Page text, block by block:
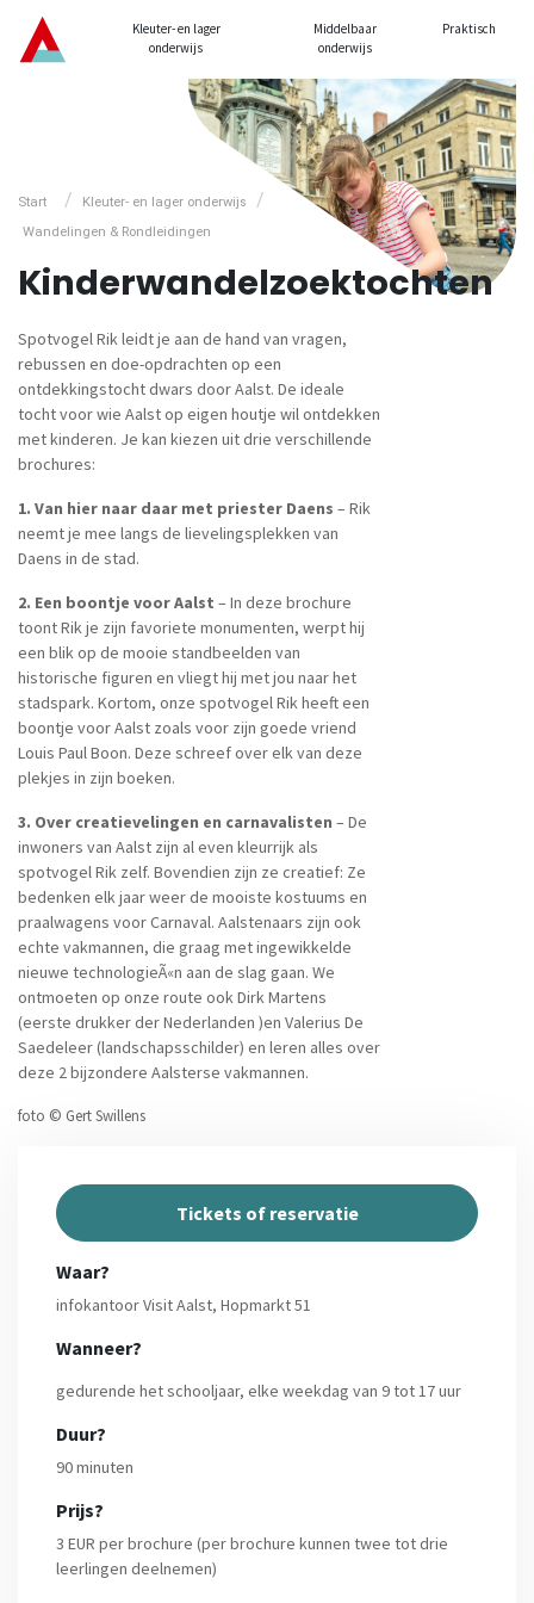
Kleuter- en lager
onderwijs
Middelbaar
onderwijs
Praktisch
Start / Kleuter- en lager onderwijs /
Wandelingen & Rondleidingen
Kinderwandelzoektochten
Spotvogel Rik leidt je aan de hand van vragen,
rebussen en doe-opdrachten op een
ontdekkingstocht dwars door Aalst. De ideale
tocht voor wie Aalst op eigen houtje wil ontdekken
met kinderen. Je kan kiezen uit drie verschillende
brochures:
1. Van hier naar daar met priester Daens – Rik
neemt je mee langs de lievelingsplekken van
Daens in de stad.
2. Een boontje voor Aalst – In deze brochure
toont Rik je zijn favoriete monumenten, werpt hij
een blik op de mooie standbeelden van
historische figuren en vliegt hij met jou naar het
stadspark. Kortom, onze spotvogel Rik heeft een
boontje voor Aalst zoals voor zijn goede vriend
Louis Paul Boon. Deze schreef over elk van deze
plekjes in zijn boeken.
3. Over creatievelingen en carnavalisten – De
inwoners van Aalst zijn al even kleurrijk als
spotvogel Rik zelf. Bovendien zijn ze creatief: Ze
bedenken elk jaar weer de mooiste kostuums en
praalwagens voor Carnaval. Aalstenaars zijn ook
echte vakmannen, die graag met ingewikkelde
nieuwe technologieÃ«n aan de slag gaan. We
ontmoeten op onze route ook Dirk Martens
(eerste drukker der Nederlanden )en Valerius De
Saedeleer (landschapsschilder) en leren alles over
deze 2 bijzondere Aalsterse vakmannen.
foto © Gert Swillens
Tickets of reservatie
Waar?
infokantoor Visit Aalst, Hopmarkt 51
Wanneer?
gedurende het schooljaar, elke weekdag van 9 tot 17 uur
Duur?
90 minuten
Prijs?
3 EUR perbrochure (per brochure kunnen twee tot drie
leerlingen deelnemen)